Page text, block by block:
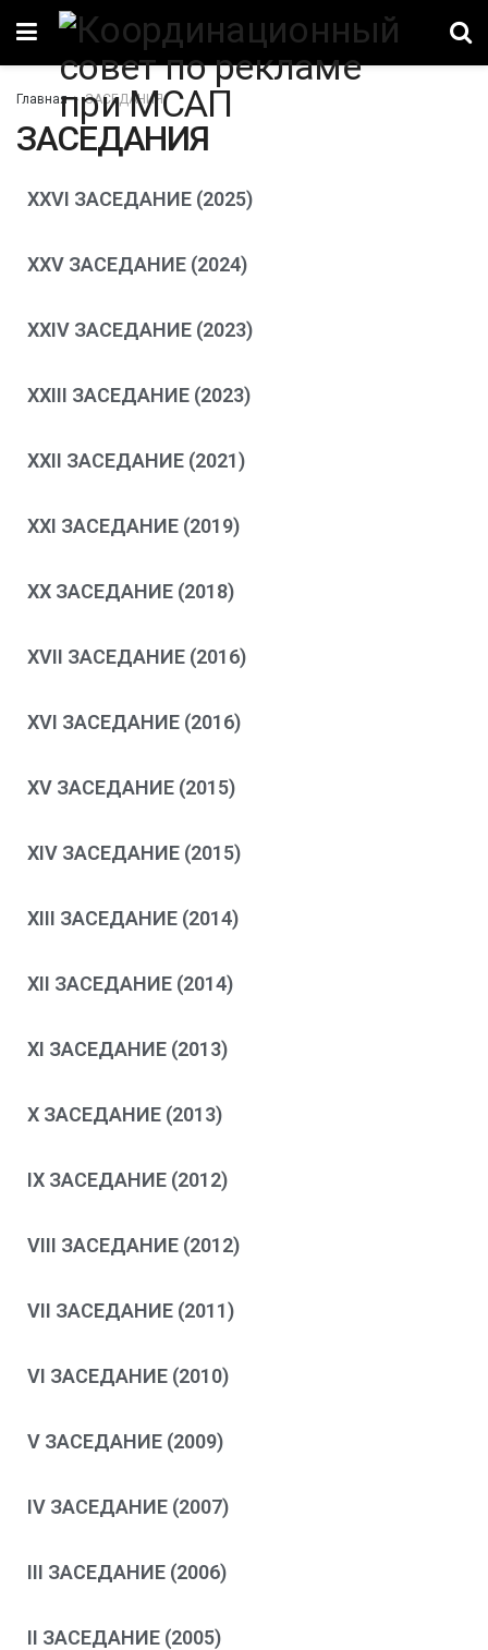
Главная ЗАСЕДАНИЯ
ЗАСЕДАНИЯ
XXVI ЗАСЕДАНИЕ (2025)
XXV ЗАСЕДАНИЕ (2024)
XXIV ЗАСЕДАНИЕ (2023)
XXIII ЗАСЕДАНИЕ (2023)
XXII ЗАСЕДАНИЕ (2021)
XXI ЗАСЕДАНИЕ (2019)
XX ЗАСЕДАНИЕ (2018)
XVII ЗАСЕДАНИЕ (2016)
XVI ЗАСЕДАНИЕ (2016)
XV ЗАСЕДАНИЕ (2015)
XIV ЗАСЕДАНИЕ (2015)
XIII ЗАСЕДАНИЕ (2014)
XII ЗАСЕДАНИЕ (2014)
XI ЗАСЕДАНИЕ (2013)
X ЗАСЕДАНИЕ (2013)
IX ЗАСЕДАНИЕ (2012)
VIII ЗАСЕДАНИЕ (2012)
VII ЗАСЕДАНИЕ (2011)
VI ЗАСЕДАНИЕ (2010)
V ЗАСЕДАНИЕ (2009)
IV ЗАСЕДАНИЕ (2007)
III ЗАСЕДАНИЕ (2006)
II ЗАСЕДАНИЕ (2005)